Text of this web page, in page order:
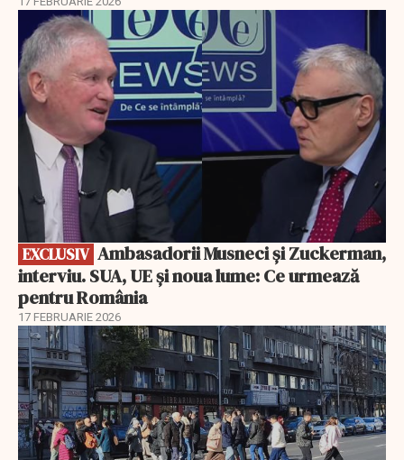
EXCLUSIV
EXCLUSIV
interviu. SUA, UE și noua lume: Ce urmează
pentru România
17 FEBRUARIE 2026